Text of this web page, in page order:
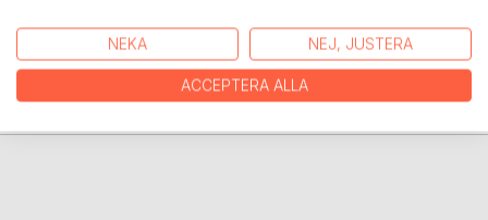
KOMMENTARER I PRESSEN
RECENSIONER
NEKA NEJ, JUSTERA
ACCEPTERA ALLA